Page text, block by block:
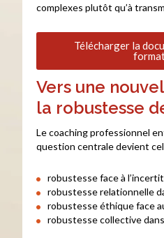
complexes plutôt qu’à
Télécharger la
Vers une
la robustesse
Le coaching professionnel
question centrale devient
robustesse face à
robustesse relationnelle
robustesse éthique face
robustesse collective